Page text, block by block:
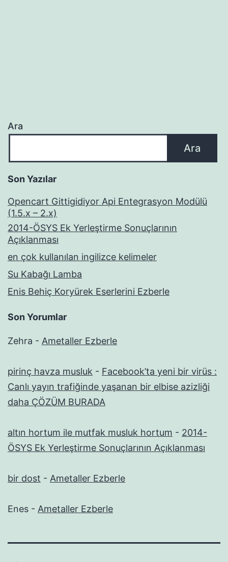
Ara
Ara
Son Yazılar
Opencart Gittigidiyor Api Entegrasyon Modülü
(1.5.x – 2.x)
2014-ÖSYS Ek Yerleştirme Sonuçlarının
Açıklanması
en çok kullanılan ingilizce kelimeler
Su Kabağı Lamba
Enis Behiç Koryürek Eserlerini Ezberle
Son Yorumlar
Zehra - Ametaller Ezberle
pirinç havza musluk - Facebook’ta yeni bir virüs :
Canlı yayın trafiğinde yaşanan bir elbise azizliği
daha ÇÖZÜM BURADA
altın hortum ile mutfak musluk hortum - 2014-
ÖSYS Ek Yerleştirme Sonuçlarının Açıklanması
bir dost - Ametaller Ezberle
Enes - Ametaller Ezberle